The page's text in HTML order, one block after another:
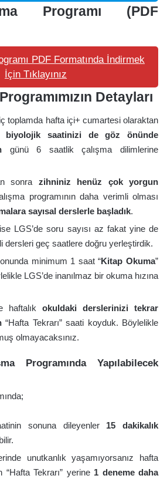
Programı (PDF
PDF Formatında İndirmek
İçin Tıklayınız
Detayları
toplamda hafta içi+ cumartesi olaraktan
biyolojik saatinizi de göz önünde
günü 6 saatlik çalışma dilimlerine
sonra zihniniz henüz çok yorgun
programının daha verimli olması
sayısal derslerle başladık.
LGS’de soru sayısı az fakat yine de
dersleri geç saatlere doğru yerleştirdik.
minimum 1 saat “Kitap Okuma”
LGS’de inanılmaz bir okuma hızına
haftalık okuldaki derslerinizi tekrar
“Hafta Tekrarı” saati koyduk. Böylelikle
olmayacaksınız.
Programında Yapılabilecek
sonuna dileyenler 15 dakikalık
unutkanlık yaşamıyorsanız hafta
Tekrarı” yerine 1 deneme daha